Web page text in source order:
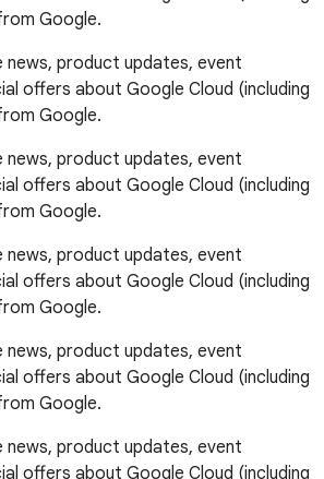
Google.
news, product updates, event
offers about Google Cloud (including
Google.
news, product updates, event
offers about Google Cloud (including
Google.
news, product updates, event
offers about Google Cloud (including
Google.
news, product updates, event
offers about Google Cloud (including
Google.
news, product updates, event
offers about Google Cloud (including